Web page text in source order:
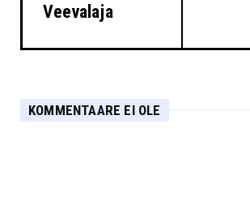
Veevalaja
KOMMENTAARE EI OLE